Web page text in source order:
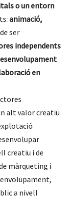
o un entorn
animació,
ser
independents
en
alt valor creatiu
creatiu i de
màrqueting i
a nivell